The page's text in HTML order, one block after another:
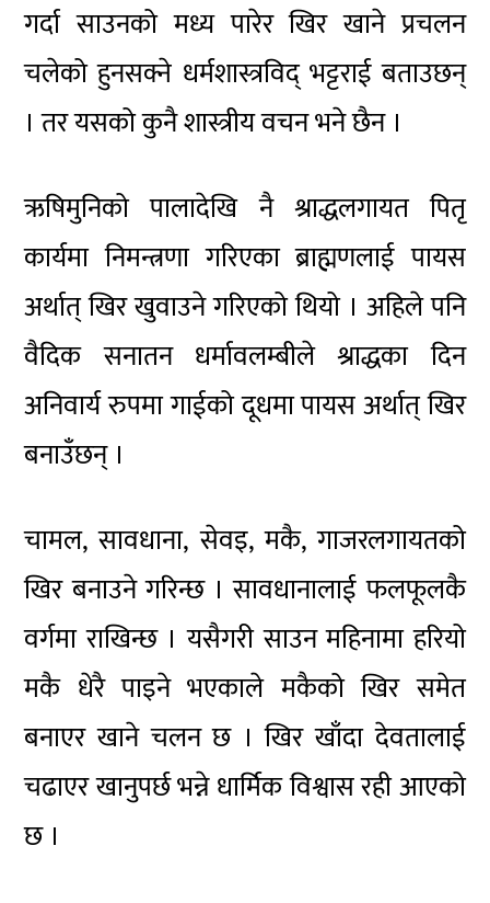
गर्दा साउनको मध्य पारेर खिर खाने प्रचलन
चलेको हुनसक्ने धर्मशास्त्रविद् भट्टराई बताउछन्
। तर यसको कुनै शास्त्रीय वचन भने छैन ।
ऋषिमुनिको पालादेखि नै श्राद्धलगायत पितृ
कार्यमा निमन्त्रणा गरिएका ब्राह्मणलाई पायस
अर्थात् खिर खुवाउने गरिएको थियो । अहिले पनि
वैदिक सनातन धर्मावलम्बीले श्राद्धका दिन
अनिवार्य रुपमा गाईको दूधमा पायस अर्थात् खिर
बनाउँछन् ।
चामल, सावधाना, सेवइ, मकै, गाजरलगायतको
खिर बनाउने गरिन्छ । सावधानालाई फलफूलकै
वर्गमा राखिन्छ । यसैगरी साउन महिनामा हरियो
मकै धेरै पाइने भएकाले मकैको खिर समेत
बनाएर खाने चलन छ । खिर खाँदा देवतालाई
चढाएर खानुपर्छ भन्ने धार्मिक विश्वास रही आएको
छ ।